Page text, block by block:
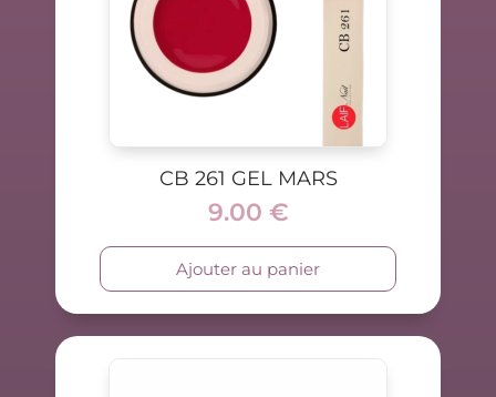
CB 261 GEL MARS
9.00 €
Ajouter au panier